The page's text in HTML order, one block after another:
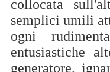
collocata
semplici umili
ogni
entusiastiche
generatore,